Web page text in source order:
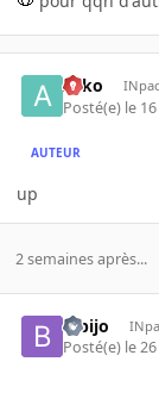
Arko
Posté(e) le
AUTEUR
up
2 semaines après...
bibijo
Posté(e) le